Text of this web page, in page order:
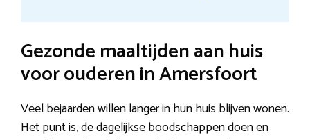
Gezonde maaltijden aan huis
voor ouderen in Amersfoort
Veel bejaarden willen langer in hun huis blijven wonen.
Het punt is, de dagelijkse boodschappen doen en